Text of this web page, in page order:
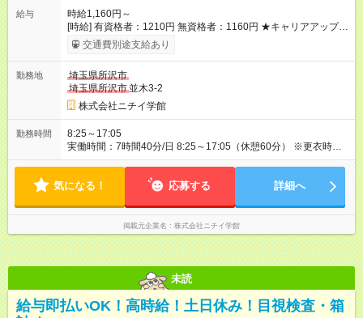
給与
時給1,160円～
[時給] 有資格者：1210円 無資格者：1160円 ★キャリアアップ制
度あり 進級により給与がアップします！ 【試用期間】試用期間
あり 試用期間の長さ：3ヶ月 雇用形態、給与は本採用時と同じ
交通費別途支給あり
勤務地
埼玉県所沢市
埼玉県所沢市 並木3-2
株式会社ニチイ学館
勤務時間
8:25～17:05
実働時間：7時間40分/日 8:25～17:05（休憩60分） ※更衣時間
（お着替え）含む ※残業ほとんどありません ※月11日・年間
気になる！ 応募する 詳細へ
掲載元企業名 株式会社ニチイ学館
未読
給与即払いOK！高時給！土日休み！目視検査・箱